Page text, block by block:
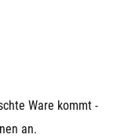
Ware kommt -
an.